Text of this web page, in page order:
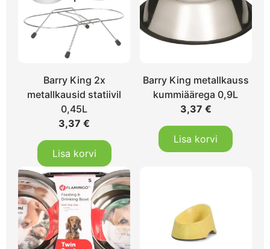
Barry King 2x
metallkausid statiivil
0,45L
3,37€
Lisa korvi
Barry King metallkauss
kummiäärega 0,9L
3,37 €
Lisa korvi